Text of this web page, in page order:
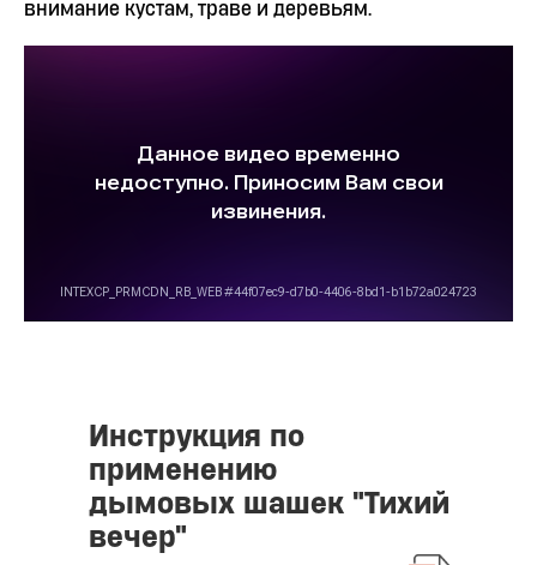
внимание кустам, траве и деревьям.
Инструкция по
применению
дымовых шашек "Тихий
вечер"